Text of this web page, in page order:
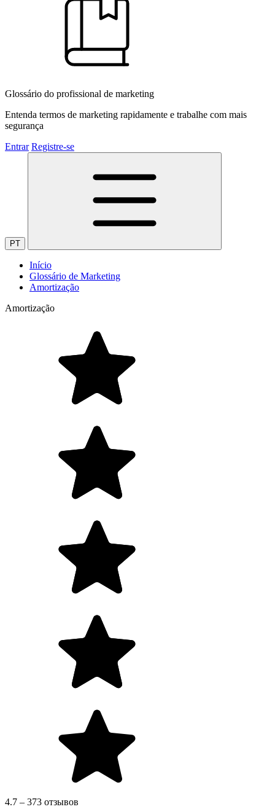
Glossário do profissional de marketing
Entenda termos de marketing rapidamente e trabalhe com mais
segurança
Entrar Registre-se
PT
Início
Glossário de Marketing
Amortização
Amortização
4.7 – 373 отзывов